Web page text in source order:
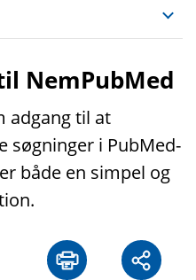
NemPubMed
adgang til at
søgninger i PubMed-
både en simpel og